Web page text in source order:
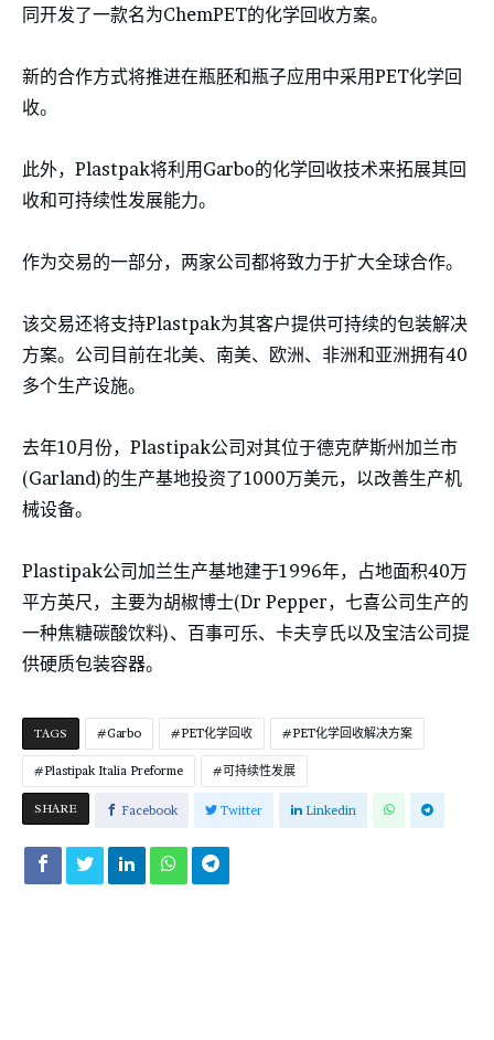
同开发了一款名为ChemPET的化学回收方案。
新的合作方式将推进在瓶胚和瓶子应用中采用PET化学回
收。
此外，Plastpak将利用Garbo的化学回收技术来拓展其回
收和可持续性发展能力。
作为交易的一部分，两家公司都将致力于扩大全球合作。
该交易还将支持Plastpak为其客户提供可持续的包装解决
方案。公司目前在北美、南美、欧洲、非洲和亚洲拥有40
多个生产设施。
去年10月份，Plastipak公司对其位于德克萨斯州加兰市
(Garland)的生产基地投资了1000万美元，以改善生产机
械设备。
Plastipak公司加兰生产基地建于1996年，占地面积40万
平方英尺，主要为胡椒博士(Dr Pepper，七喜公司生产的
一种焦糖碳酸饮料)、百事可乐、卡夫亨氏以及宝洁公司提
供硬质包装容器。
TAGS Garbo PET化学回收 PET化学回收解决方案
Plastipak Italia Preforme 可持续性发展
SHARE Facebook Twitter Linkedin